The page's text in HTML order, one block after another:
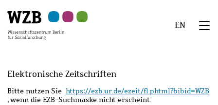
Hauptinhalt
springen
Navigation
springen
Suche
springen
Sekundärnavigation
springen
Fußzeile
springen
EN
Elektronische Zeitschriften
Bitte nutzen Sie https://ezb.ur.de/ezeit/fl.phtml?bibid=WZB
, wenn die EZB-Suchmaske nicht erscheint.